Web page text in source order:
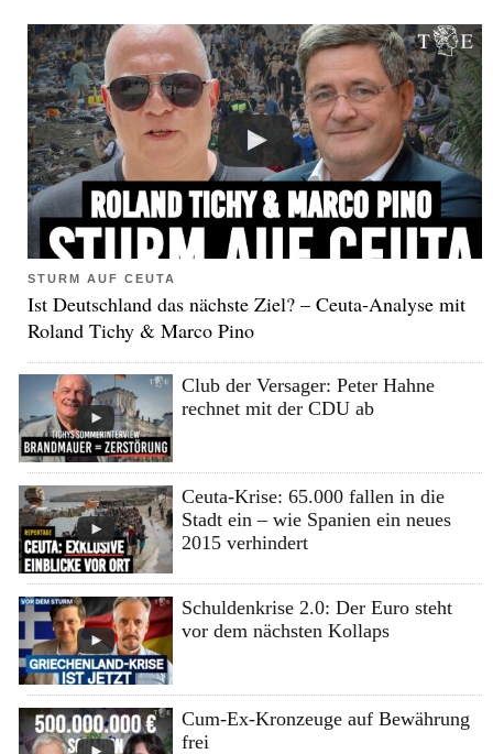
STURM AUF CEUTA
Ist Deutschland das nächste Ziel? – Ceuta-Analyse mit
Roland Tichy & Marco Pino
Club der Versager: Peter Hahne
rechnet mit der CDU ab
Ceuta-Krise: 65.000 fallen in die
Stadt ein – wie Spanien ein neues
2015 verhindert
Schuldenkrise 2.0: Der Euro steht
vor dem nächsten Kollaps
Cum-Ex-Kronzeuge auf Bewährung
frei